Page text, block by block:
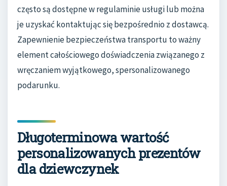
często są dostępne w regulaminie usługi lub można
je uzyskać kontaktując się bezpośrednio z dostawcą.
Zapewnienie bezpieczeństwa transportu to ważny
element całościowego doświadczenia związanego z
wręczaniem wyjątkowego, spersonalizowanego
podarunku.
Długoterminowa wartość
personalizowanych prezentów
dla dziewczynek